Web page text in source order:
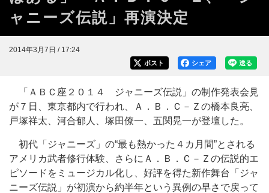
ャニーズ伝説」再演決定
2014年3月7日 / 17:24
送る
シェア
ポスト
「ＡＢＣ座２０１４ ジャニーズ伝説」の制作発表会見
が７日、東京都内で行われ、Ａ．Ｂ．Ｃ－Ｚの橋本良亮、
戸塚祥太、河合郁人、塚田僚一、五関晃一が登壇した。
初代「ジャニーズ」の“最も熱かった４カ月間”とされる
アメリカ武者修行体験、さらにＡ．Ｂ．Ｃ－Ｚの伝説的エ
ピソードをミュージカル化し、好評を得た新作舞台「ジャ
ニーズ伝説」が初演から約半年という異例の早さで戻って